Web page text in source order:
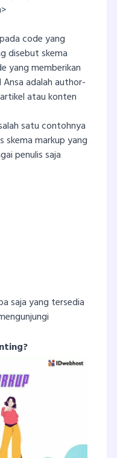
code yang
disebut skema
yang memberikan
adalah author-
atau konten
satu contohnya
skema markup yang
penulis saja
saja yang tersedia